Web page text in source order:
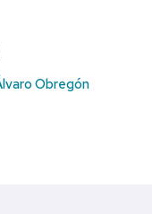
Obregón